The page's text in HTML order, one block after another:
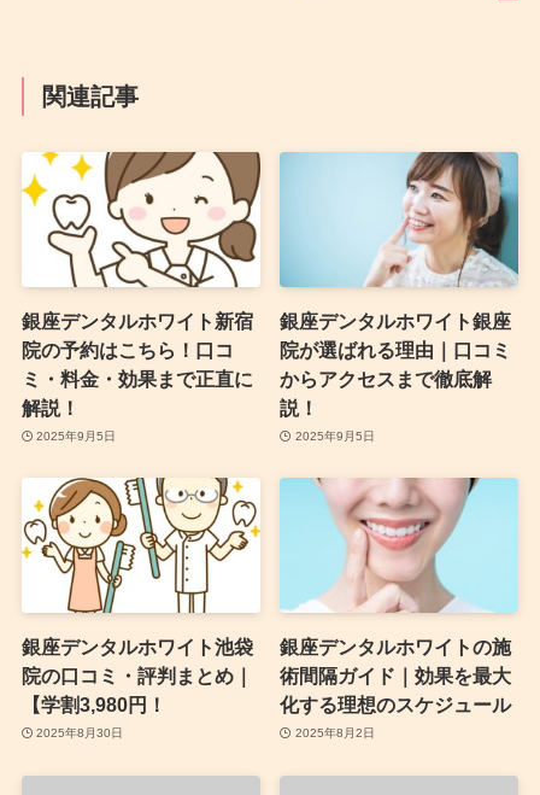
関連記事
銀座デンタルホワイト新宿
院の予約はこちら！口コ
ミ・料金・効果まで正直に
解説！
2025年9月5日
銀座デンタルホワイト銀座
院が選ばれる理由｜口コミ
からアクセスまで徹底解
説！
2025年9月5日
銀座デンタルホワイト池袋
院の口コミ・評判まとめ｜
【学割3,980円！
2025年8月30日
銀座デンタルホワイトの施
術間隔ガイド｜効果を最大
化する理想のスケジュール
2025年8月2日